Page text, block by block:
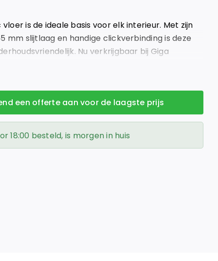
is de ideale basis voor elk interieur. Met zijn
mm slijtlaag en handige clickverbinding is deze
Nu verkrijgbaar bij Giga
een offerte aan voor de laagste prijs
18:00 besteld, is morgen in huis